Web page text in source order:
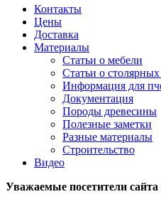
Контакты
Цены
Доставка
Материалы
Статьи о мебели
Статьи о
Информация для
Документация
Породы древесины
Полезные заметки
Разные материалы
Строительство
Видео
Уважаемые посетители